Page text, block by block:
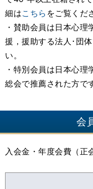
細はこちら をご覧くだ
・賛助会員は日本心
援，援助する法人･団
い。
・特別会員は日本心理
総会で推薦された方で
会
入会金・年度会費（正